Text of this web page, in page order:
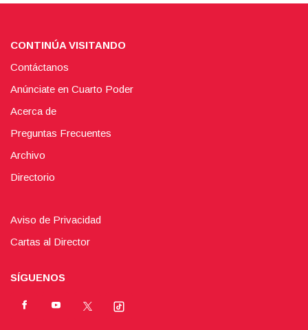
CONTINÚA VISITANDO
Contáctanos
Anúnciate en Cuarto Poder
Acerca de
Preguntas Frecuentes
Archivo
Directorio
Aviso de Privacidad
Cartas al Director
SÍGUENOS